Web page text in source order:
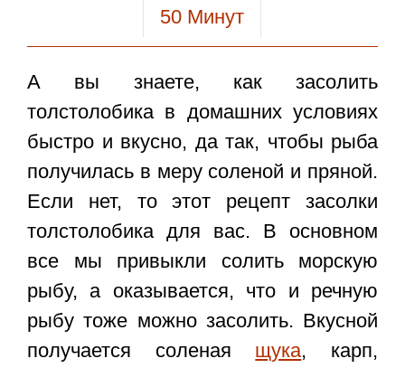
50 Минут
А вы знаете, как засолить
толстолобика в домашних условиях
быстро и вкусно, да так, чтобы рыба
получилась в меру соленой и пряной.
Если нет, то этот рецепт засолки
толстолобика для вас. В основном
все мы привыкли солить морскую
рыбу, а оказывается, что и речную
рыбу тоже можно засолить. Вкусной
получается соленая щука, карп,